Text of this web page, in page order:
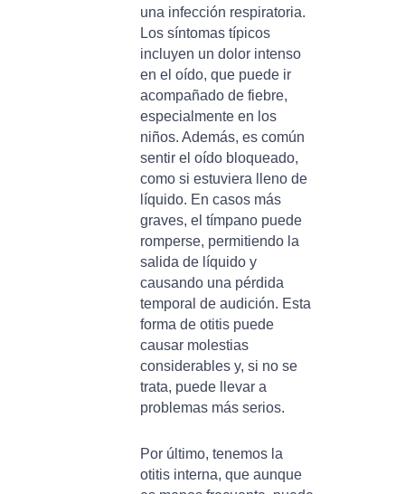
una infección respiratoria.
Los síntomas típicos
incluyen un dolor intenso
en el oído, que puede ir
acompañado de fiebre,
especialmente en los
niños. Además, es común
sentir el oído bloqueado,
como si estuviera lleno de
líquido. En casos más
graves, el tímpano puede
romperse, permitiendo la
salida de líquido y
causando una pérdida
temporal de audición. Esta
forma de otitis puede
causar molestias
considerables y, si no se
trata, puede llevar a
problemas más serios.
Por último, tenemos la
otitis interna, que aunque